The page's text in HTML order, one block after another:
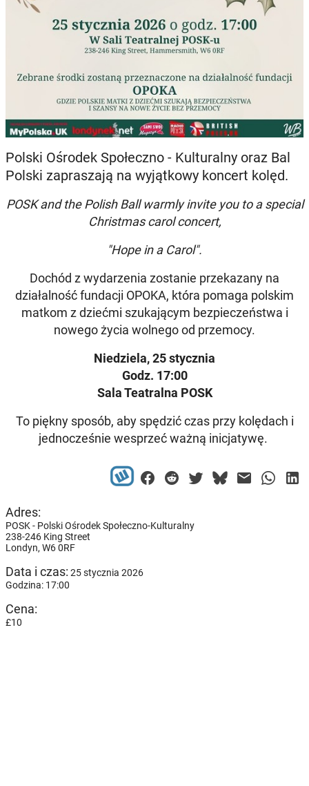
Polski Ośrodek Społeczno - Kulturalny oraz Bal
Polski zapraszają na wyjątkowy koncert kolęd.
POSK and the Polish Ball warmly invite you to a special
Christmas carol concert,
"Hope in a Carol".
Dochód z wydarzenia zostanie przekazany na
działalność fundacji OPOKA, która pomaga polskim
matkom z dziećmi szukającym bezpieczeństwa i
nowego życia wolnego od przemocy.
Niedziela, 25 stycznia
Godz. 17:00
Sala Teatralna POSK
To piękny sposób, aby spędzić czas przy kolędach i
jednocześnie wesprzeć ważną inicjatywę.
Adres:
POSK - Polski Ośrodek Społeczno-Kulturalny
238-246 King Street
Londyn, W6 0RF
Data i czas: 25 stycznia 2026
Godzina: 17:00
Cena:
£10